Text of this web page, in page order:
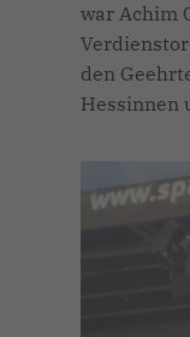
war Achim
den
Hessinnen